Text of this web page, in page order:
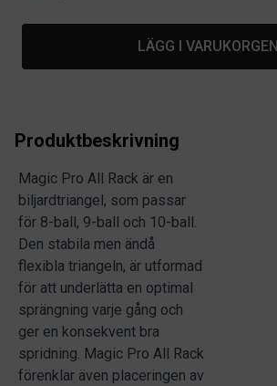
LÄGG I VARUKORGEN
Produktbeskrivning
Magic Pro All Rack är en
biljardtriangel, som passar
för 8-ball, 9-ball och 10-ball.
Den stabila men ändå
flexibla triangeln, är utformad
för att underlätta en optimal
sprängning varje gång och
ger en konsekvent bra
spridning. Magic Pro All Rack
förenklar även placeringen av